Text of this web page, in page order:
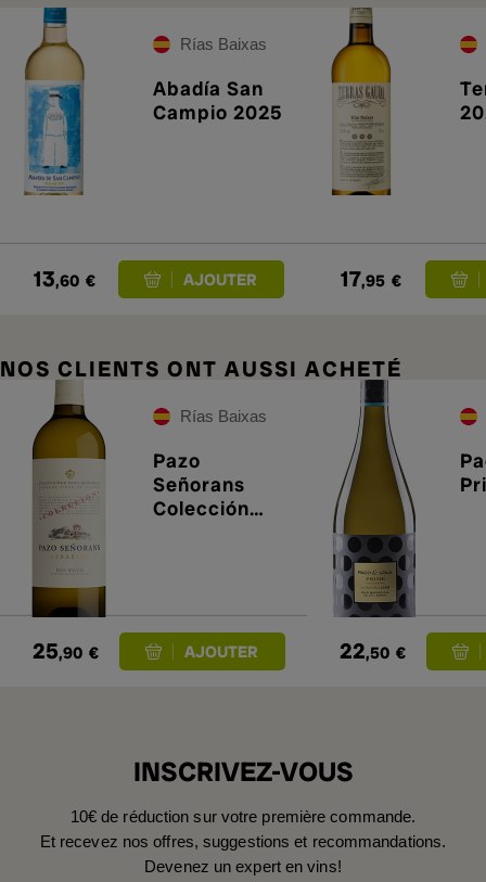
Rías Baixas
Abadía San
Campio 2025
13,60 € 17,95 €
NOS CLIENTS ONT AUSSI ACHETÉ
Rías Baixas
Pazo
Señorans
Colección
25,90 € 22,50 €
INSCRIVEZ-VOUS
10€ de réduction sur votre première commande.
Et recevez nos offres, suggestions et recommandations.
Devenez un expert en vins!